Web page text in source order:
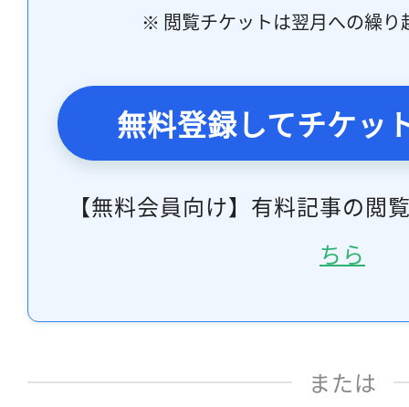
※ 閲覧チケットは翌月への繰り
無料登録してチケッ
【無料会員向け】有料記事の閲
ちら
または